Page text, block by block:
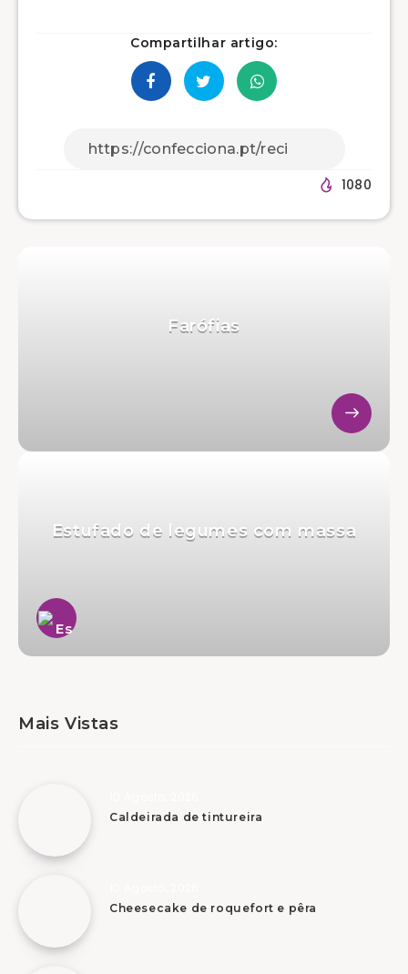
Compartilhar artigo:
1080
Farófias
Estufado de legumes com massa
Mais Vistas
Caldeirada de tintureira
Cheesecake de roquefort e pêra